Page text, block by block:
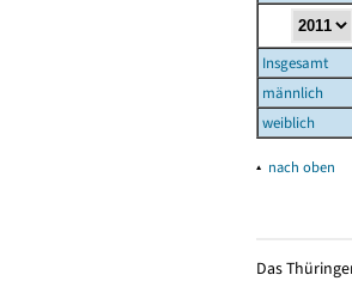
Insgesamt
männlich
weiblich
▴ nach oben
Das